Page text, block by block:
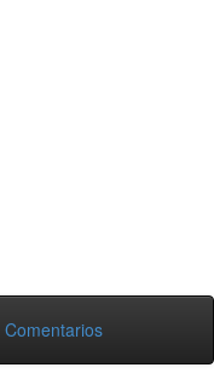
Comentarios